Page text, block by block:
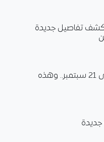
تفاصيل جديدة
تأجيل الدخول المدرسي إلى 21 سبتمبر.. وهذه